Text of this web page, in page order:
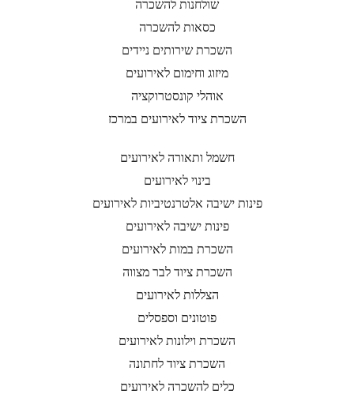
שולחנות להשכרה
כסאות להשכרה
השכרת שירותים ניידים
מיזוג וחימום לאירועים
אוהלי קונסטרוקציה
השכרת ציוד לאירועים במרכז
חשמל ותאורה לאירועים
בינוי לאירועים
פינות ישיבה אלטרנטיביות לאירועים
פינות ישיבה לאירועים
השכרת במות לאירועים
השכרת ציוד לבר מצווה
הצללות לאירועים
פוטונים וספסלים
השכרת וילונות לאירועים
השכרת ציוד לחתונה
כלים להשכרה לאירועים